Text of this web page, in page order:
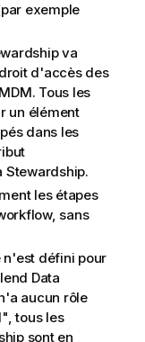
exemple
va
d'accès des
Tous les
un élément
dans les
Stewardship.
les étapes
sans
défini pour
Data
aucun rôle
tous les
sont en